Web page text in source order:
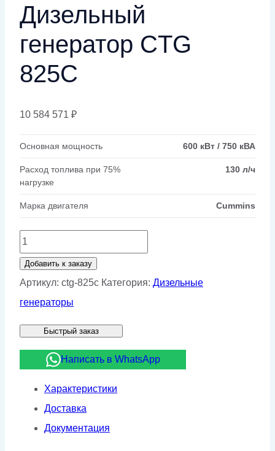
Дизельный
генератор CTG
825C
10 584 571 ₽
Основная мощность 600 кВт / 750 кВА
Расход топлива при 75%
нагрузке
130 л/ч
Марка двигателя Cummins
Количество
товара
Дизельный
генератор
825C
Добавить к заказу
Артикул: ctg-825c Категория: Дизельные
генераторы
Быстрый заказ
Написать в WhatsApp
Характеристики
Доставка
Документация